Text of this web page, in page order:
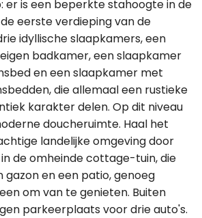
er is een beperkte stahoogte in de
eerste verdieping van de
idyllische slaapkamers, een
badkamer, een slaapkamer
en een slaapkamer met
die allemaal een rustieke
karakter delen. Op dit niveau
doucheruimte. Haal het
landelijke omgeving door
de omheinde cottage-tuin, die
gazon en een patio, genoeg
om van te genieten. Buiten
parkeerplaats voor drie auto's.